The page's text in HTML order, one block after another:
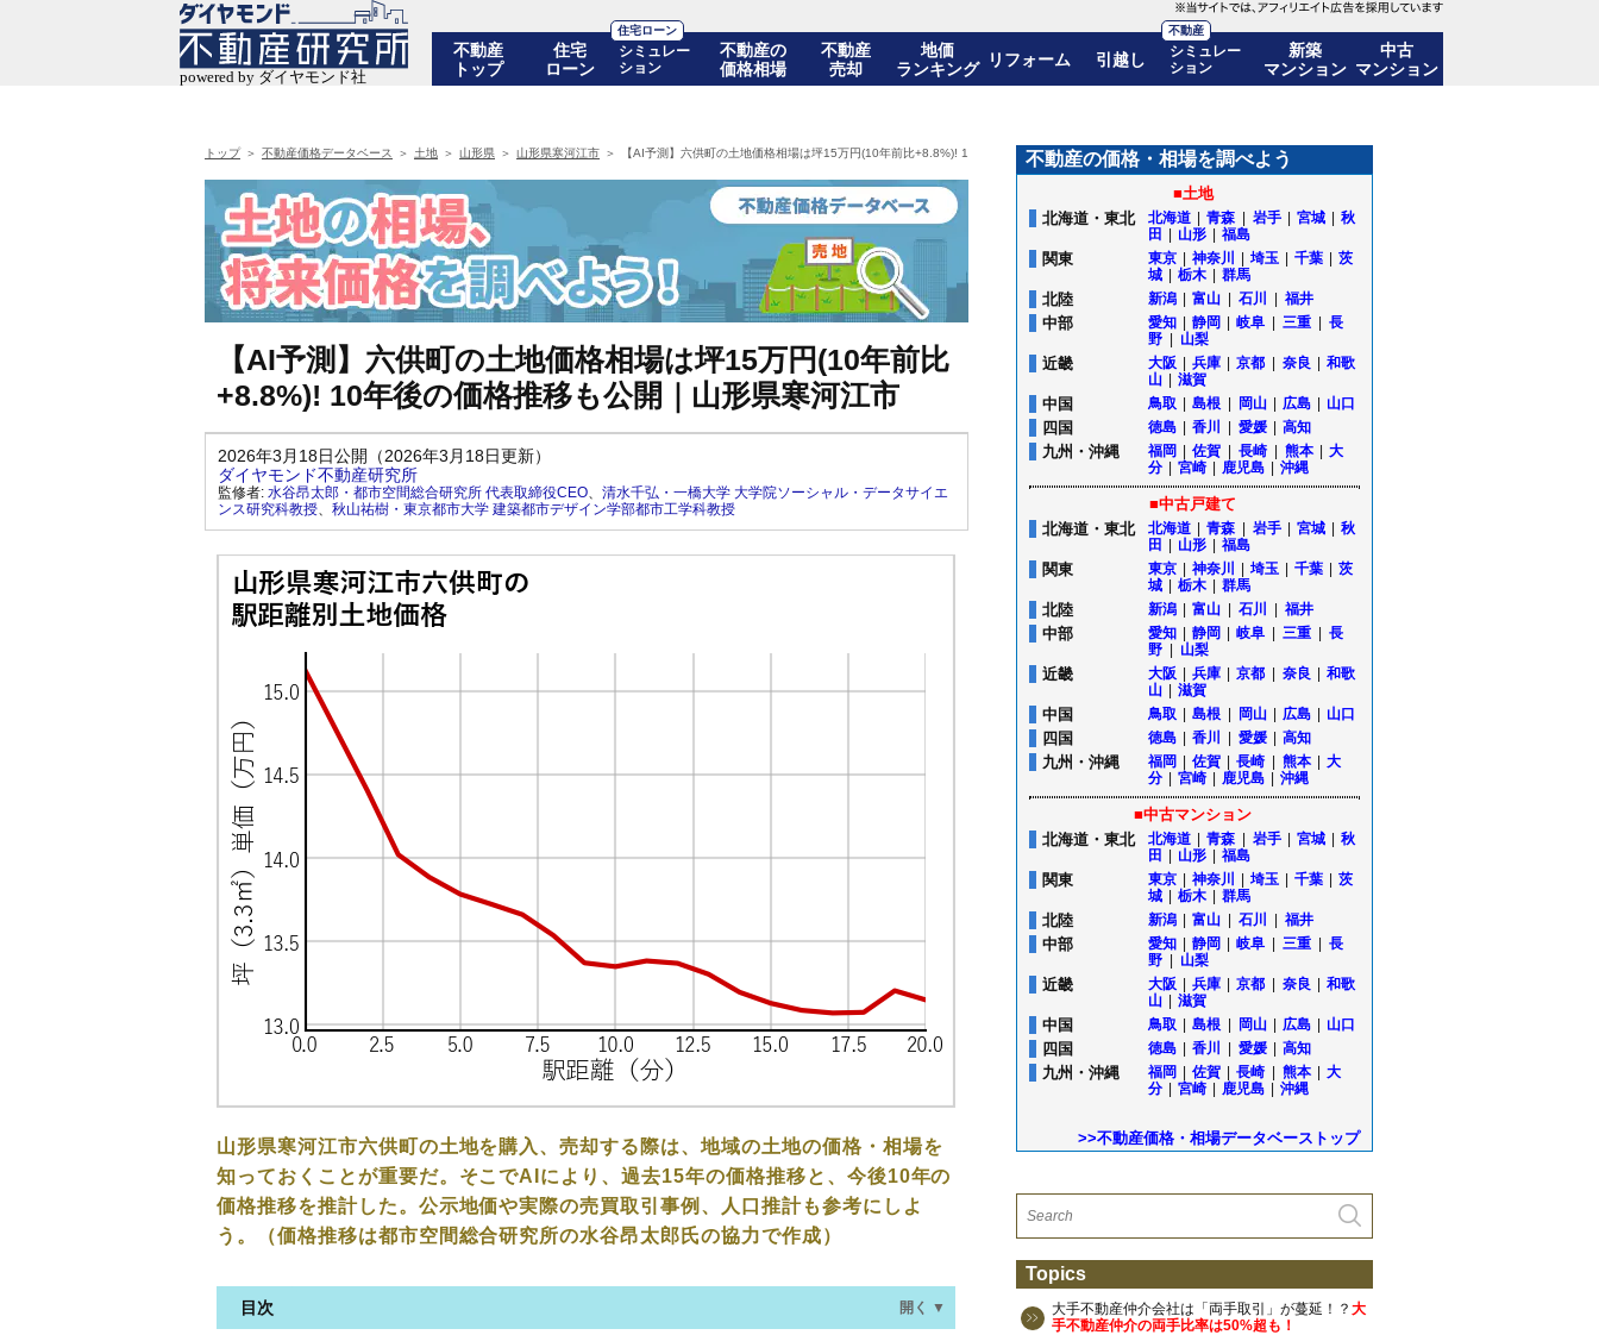
不動産
トップ
住宅
ローン
住宅ローン
シミュレー
ション
不動産の
価格相場
不動産
売却
地価
ランキング
リフォーム 引越し
不動産
シミュレー
ション
新築
マンション
中古
マンション
トップ 不動産価格データベース 土地 山形県 山形県寒河江市 【AI予測】六供町の土地価格相場は坪15万円(10年前比+8.8%)! 10年後の価格推移も公開｜山形県寒河江市
【AI予測】六供町の土地価格相場は坪15万円(10年前比
+8.8%)! 10年後の価格推移も公開｜山形県寒河江市
2026年3月18日公開（2026年3月18日更新）
ダイヤモンド不動産研究所
監修者: 水谷昂太郎・都市空間総合研究所 代表取締役CEO、 清水千弘・一橋大学 大学院ソーシャル・データサイエ
ンス研究科教授、 秋山祐樹・東京都市大学 建築都市デザイン学部都市工学科教授
山形県寒河江市六供町の土地を購入、売却する際は、地域の土地の価格・相場を
知っておくことが重要だ。そこでAIにより、過去15年の価格推移と、今後10年の
価格推移を推計した。公示地価や実際の売買取引事例、人口推計も参考にしよ
う。（価格推移は都市空間総合研究所の水谷昂太郎氏の協力で作成）
目次 開く ▼
不動産の価格・相場を調べよう
■土地
北海道・東北
北海道 青森 岩手 宮城
秋
田
山形 福島
関東 東京 神奈川 埼玉 千葉
茨
城
栃木 群馬
北陸 新潟 富山 石川 福井
中部 愛知 静岡 岐阜 三重
長
野
山梨
近畿 大阪 兵庫 京都 奈良
和歌
山
滋賀
中国 鳥取 島根 岡山 広島 山口
四国 徳島 香川 愛媛 高知
九州・沖縄 福岡 佐賀 長崎 熊本
大
分
宮崎 鹿児島 沖縄
■中古戸建て
北海道・東北
北海道 青森 岩手 宮城
秋
田
山形 福島
関東 東京 神奈川 埼玉 千葉
茨
城
栃木 群馬
北陸 新潟 富山 石川 福井
中部 愛知 静岡 岐阜 三重
長
野
山梨
近畿 大阪 兵庫 京都 奈良
和歌
山
滋賀
中国 鳥取 島根 岡山 広島 山口
四国 徳島 香川 愛媛 高知
九州・沖縄 福岡 佐賀 長崎 熊本
大
分
宮崎 鹿児島 沖縄
■中古マンション
北海道・東北
北海道 青森 岩手 宮城
秋
田
山形 福島
関東 東京 神奈川 埼玉 千葉
茨
城
栃木 群馬
北陸 新潟 富山 石川 福井
中部 愛知 静岡 岐阜 三重
長
野
山梨
近畿 大阪 兵庫 京都 奈良
和歌
山
滋賀
中国 鳥取 島根 岡山 広島 山口
四国 徳島 香川 愛媛 高知
九州・沖縄 福岡 佐賀 長崎 熊本
大
分
宮崎 鹿児島 沖縄
>>不動産価格・相場データベーストップ
Topics
大手不動産仲介会社は「両手取引」が蔓延！？ 大
手不動産仲介の両手比率は50%超も！